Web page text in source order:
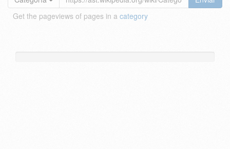
Get the pageviews of pages in a category